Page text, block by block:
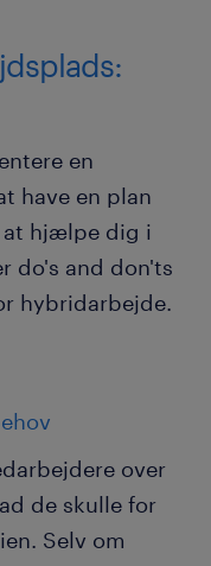
en
have en plan
at hjælpe dig i
do's and don'ts
hybridarbejde.
over
de skulle for
Selv om